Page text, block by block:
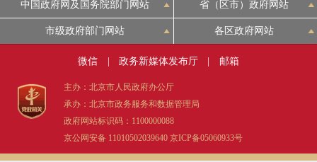
中国政府网及国务院部门网站 省（区市）政府网站
市级政府部门网站 各区政府网站
微信 政务新媒体发布厅 邮箱
主办：北京市人民政府办公厅
承办：北京市政务服务和数据管理局
政府网站标识码：1100000088
京公网安备 11010502039640 京ICP备05060933号